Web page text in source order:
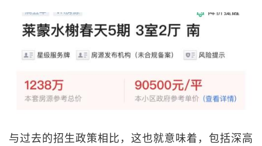
与过去的招生政策相比，这也就意味着，包括深高